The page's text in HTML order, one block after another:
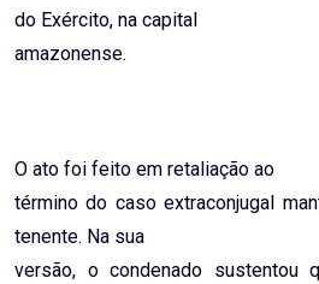
do Exército, na capital
amazonense.
O ato foi feito em retaliação ao
término do caso extraconjugal
tenente. Na sua
versão, o condenado sustentou